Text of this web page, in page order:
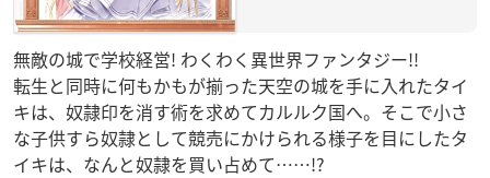
無敵の城で学校経営! わくわく異世界ファンタジー!!
転生と同時に何もかもが揃った天空の城を手に入れたタイ
キは、奴隷印を消す術を求めてカルルク国へ。そこで小さ
な子供すら奴隷として競売にかけられる様子を目にしたタ
イキは、なんと奴隷を買い占めて……!?